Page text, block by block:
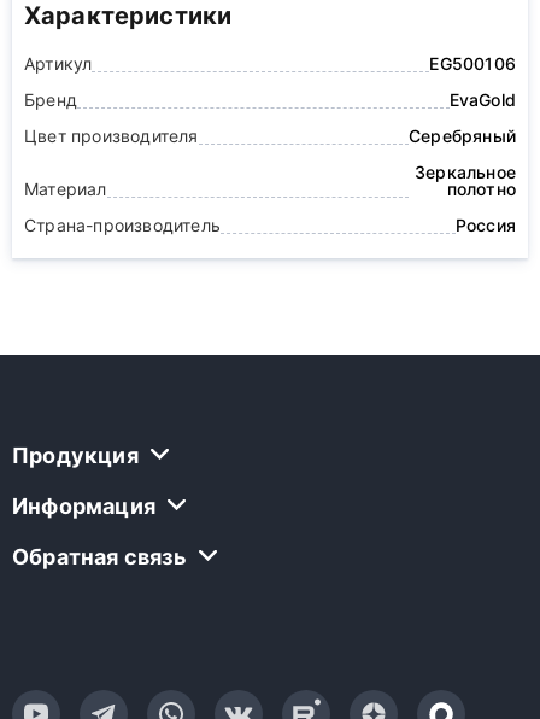
Характеристики
Артикул
EG500106
Бренд
EvaGold
Цвет производителя
Серебряный
Материал
Зеркальное
полотно
Страна-производитель
Россия
Продукция
Информация
Обратная связь